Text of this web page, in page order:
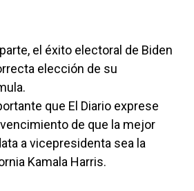
el éxito electoral de Biden
elección de su
que El Diario exprese
de que la mejor
a vicepresidenta sea la
Kamala Harris.